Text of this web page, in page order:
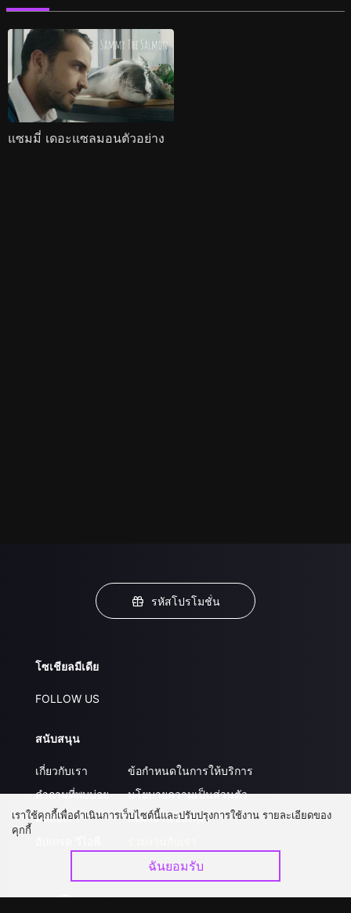
แซมมี่ เดอะแซลมอนตัวอย่าง
รหัสโปรโมชั่น
โซเชียลมีเดีย
FOLLOW US
สนับสนุน
เกี่ยวกับเรา
คำถามที่พบบ่อย
ติดต่อเรา
ข้อกำหนดในการให้บริการ
นโยบายความเป็นส่วนตัว
ส่งผลงานของคุณ
ดาวน์โหลดแอป
เราใช้คุกกี้เพื่อดำเนินการเว็บไซต์นี้และปรับปรุงการใช้งาน รายละเอียดของ
คุกกี้
ฉันยอมรับ